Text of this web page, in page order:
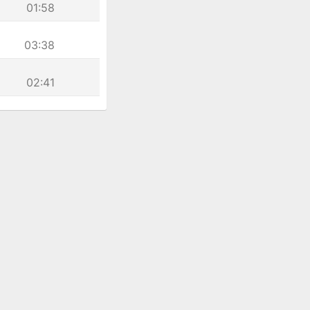
01:58
03:38
02:41